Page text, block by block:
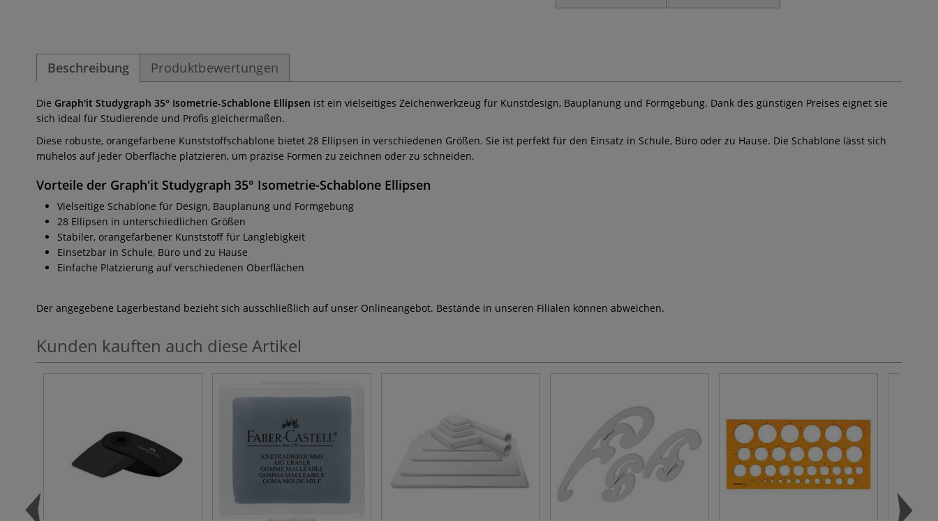
Beschreibung Produktbewertungen
Die Graph'it Studygraph 35° Isometrie-Schablone Ellipsen ist ein vielseitiges Zeichenwerkzeug für Kunstdesign, Bauplanung und Formgebung. Dank des günstigen Preises eignet sie
sich ideal für Studierende und Profis gleichermaßen.
Diese robuste, orangefarbene Kunststoffschablone bietet 28 Ellipsen in verschiedenen Größen. Sie ist perfekt für den Einsatz in Schule, Büro oder zu Hause. Die Schablone lässt sich
mühelos auf jeder Oberfläche platzieren, um präzise Formen zu zeichnen oder zu schneiden.
Vorteile der Graph'it Studygraph 35° Isometrie-Schablone Ellipsen
Vielseitige Schablone für Design, Bauplanung und Formgebung
28 Ellipsen in unterschiedlichen Größen
Stabiler, orangefarbener Kunststoff für Langlebigkeit
Einsetzbar in Schule, Büro und zu Hause
Einfache Platzierung auf verschiedenen Oberflächen
Der angegebene Lagerbestand bezieht sich ausschließlich auf unser Onlineangebot. Bestände in unseren Filialen können abweichen.
Kunden kauften auch diese Artikel